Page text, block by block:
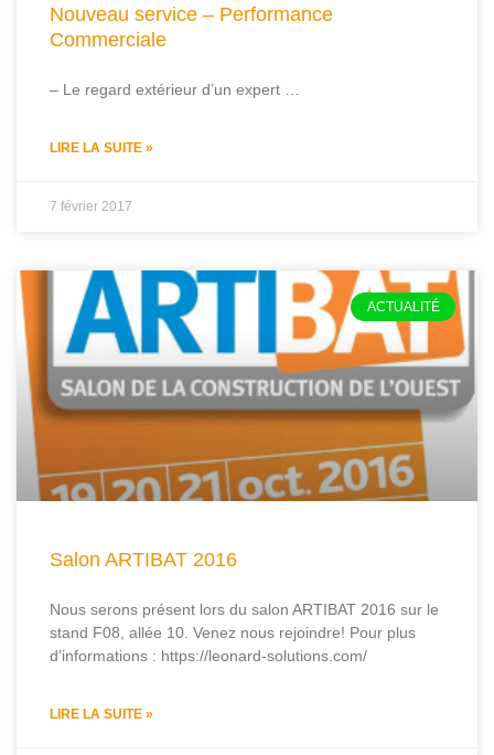
Nouveau service – Performance
Commerciale
– Le regard extérieur d’un expert …
LIRE LA SUITE »
7 février 2017
ACTUALITÉ
Salon ARTIBAT 2016
Nous serons présent lors du salon ARTIBAT 2016 sur le
stand F08, allée 10. Venez nous rejoindre! Pour plus
d’informations : https://leonard-solutions.com/
LIRE LA SUITE »